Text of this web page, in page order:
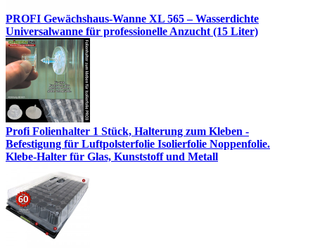
PROFI Gewächshaus-Wanne XL 565 – Wasserdichte
Universalwanne für professionelle Anzucht (15 Liter)
Profi Folienhalter 1 Stück, Halterung zum Kleben -
Befestigung für Luftpolsterfolie Isolierfolie Noppenfolie.
Klebe-Halter für Glas, Kunststoff und Metall